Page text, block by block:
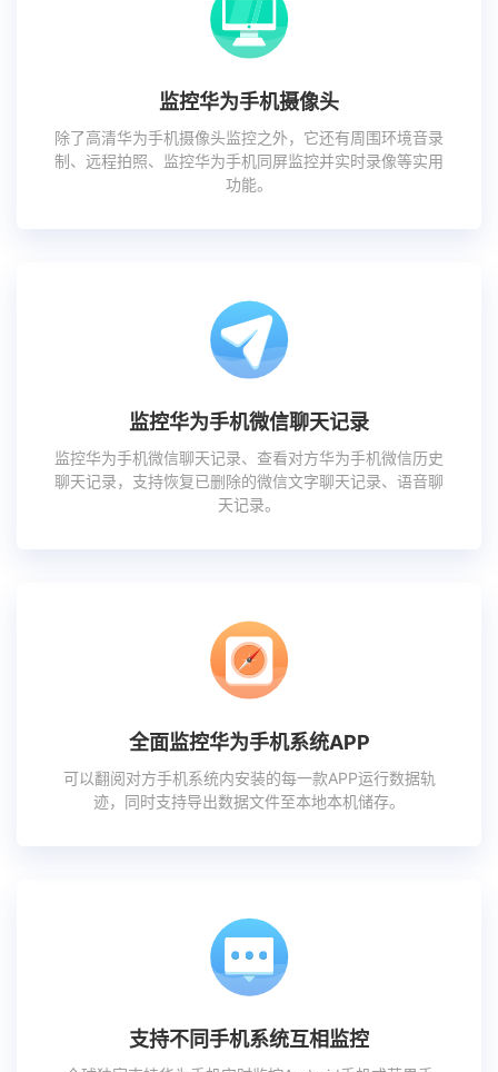
监控华为手机摄像头
除了高清华为手机摄像头监控之外，它还有周围环境音录
制、远程拍照、监控华为手机同屏监控并实时录像等实用
功能。
监控华为手机微信聊天记录
监控华为手机微信聊天记录、查看对方华为手机微信历史
聊天记录，支持恢复已删除的微信文字聊天记录、语音聊
天记录。
全面监控华为手机系统APP
可以翻阅对方手机系统内安装的每一款APP运行数据轨
迹，同时支持导出数据文件至本地本机储存。
支持不同手机系统互相监控